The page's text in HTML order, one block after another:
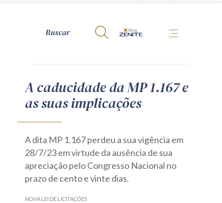
A Zênite
Como publicar conosco
Contato
Termos de uso
Política de Privacidade
Guia de Direitos dos Titulares de Dados
Encarregado (contato)
A caducidade da MP 1.167 e
as suas implicações
A dita MP 1.167 perdeu a sua vigência em
28/7/23 em virtude da ausência de sua
apreciação pelo Congresso Nacional no
prazo de cento e vinte dias.
NOVA LEI DE LICITAÇÕES